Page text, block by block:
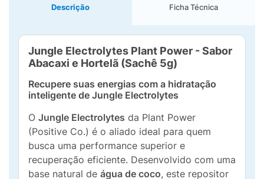
Descrição Ficha Técnica
Jungle Electrolytes Plant Power - Sabor
Abacaxi e Hortelã (Sachê 5g)
Recupere suas energias com a hidratação
inteligente de Jungle Electrolytes
O Jungle Electrolytes da Plant Power
(Positive Co.) é o aliado ideal para quem
busca uma performance superior e
recuperação eficiente. Desenvolvido com uma
base natural de água de coco, este repositor